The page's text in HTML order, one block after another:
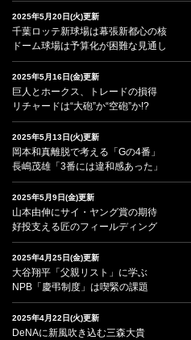
2025年5月20日(火)更新
千葉ロッテ新球場は幕張新都心の核
ドーム球場は予算化が困難な見通し
2025年5月16日(金)更新
巨人とホークス、トレードの損得
リチャードは“大砲”か“空砲”か!?
2025年5月13日(火)更新
岡本和真離脱で考える「Gの4番」
長嶋茂雄「3番には違和感あった」
2025年5月9日(金)更新
山本由伸にサイ・ヤング賞の期待
好投支える匠のフィールディング
2025年4月25日(金)更新
大谷翔平「父親リスト」に学ぶ
NPB「慶弔制度」は喫緊の課題
2025年4月22日(火)更新
DeNAに新風吹き込む三森大貴